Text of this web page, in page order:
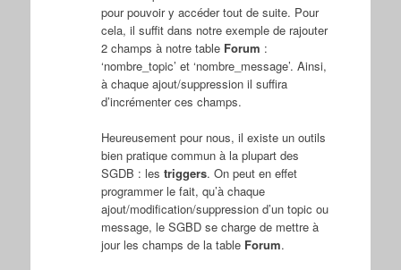
pour pouvoir y accéder tout de suite. Pour
cela, il suffit dans notre exemple de rajouter
2 champs à notre table Forum :
‘nombre_topic’ et ‘nombre_message’. Ainsi,
à chaque ajout/suppression il suffira
d’incrémenter ces champs.
Heureusement pour nous, il existe un outils
bien pratique commun à la plupart des
SGDB : les triggers. On peut en effet
programmer le fait, qu’à chaque
ajout/modification/suppression d’un topic ou
message, le SGBD se charge de mettre à
jour les champs de la table Forum.